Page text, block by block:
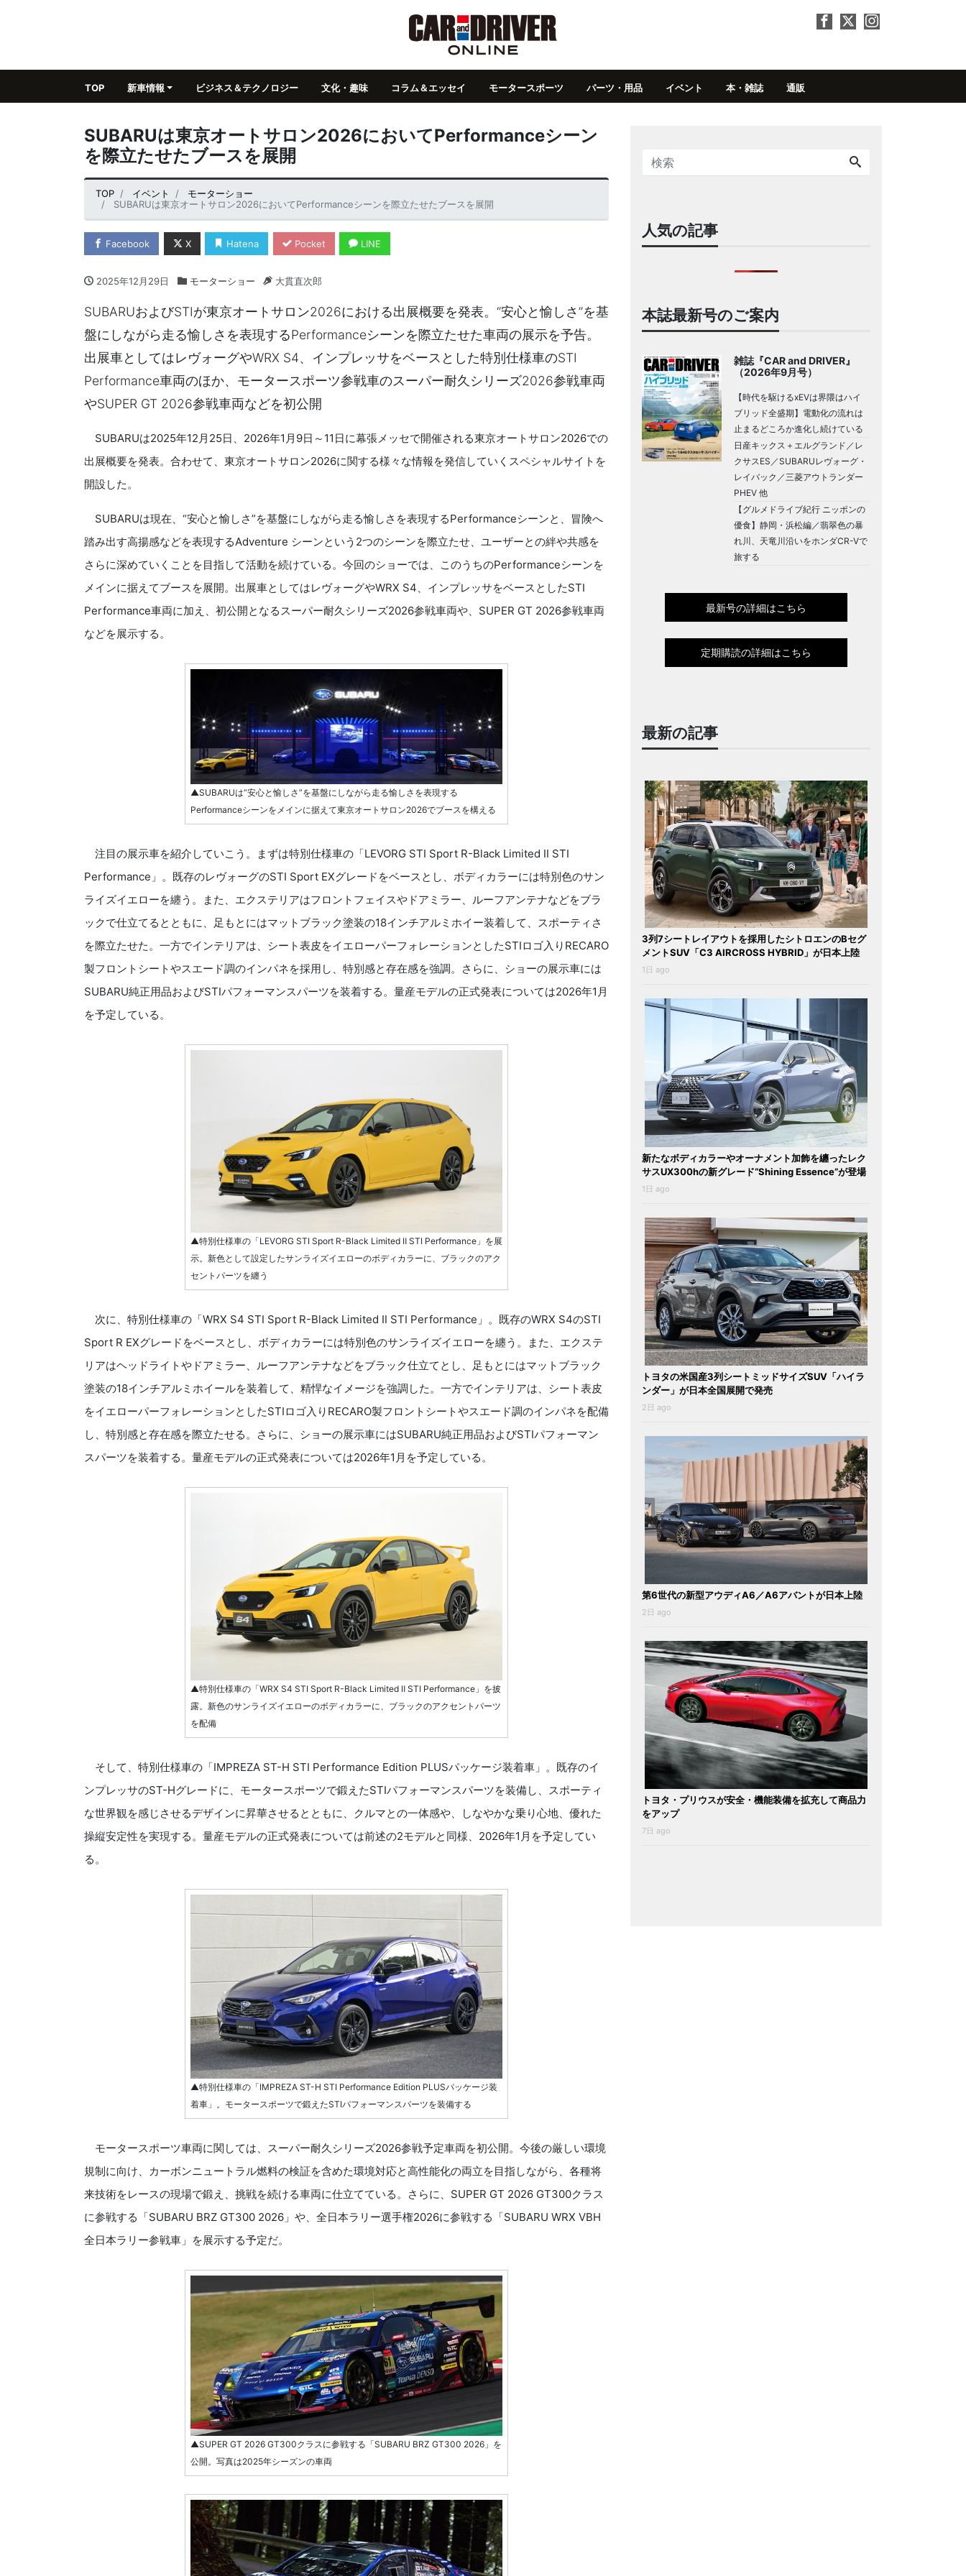
TOP 新車情報 ビジネス＆テクノロジー 文化・趣味 コラム＆エッセイ モータースポーツ パーツ・用品 イベント 本・雑誌 通販
SUBARUは東京オートサロン2026においてPerformanceシーン
を際立たせたブースを展開
TOP イベント
モーターショー
SUBARUは東京オートサロン2026においてPerformanceシーンを際立たせたブースを展開
Facebook X Hatena Pocket LINE
2025年12月29日 モーターショー 大貫直次郎
SUBARUおよびSTIが東京オートサロン2026における出展概要を発表。“安心と愉しさ”を基
盤にしながら走る愉しさを表現するPerformanceシーンを際立たせた車両の展示を予告。
出展車としてはレヴォーグやWRX S4、インプレッサをベースとした特別仕様車のSTI
Performance車両のほか、モータースポーツ参戦車のスーパー耐久シリーズ2026参戦車両
やSUPER GT 2026参戦車両などを初公開
SUBARUは2025年12月25日、2026年1月9日～11日に幕張メッセで開催される東京オートサロン2026での
出展概要を発表。合わせて、東京オートサロン2026に関する様々な情報を発信していくスペシャルサイトを
開設した。
SUBARUは現在、“安心と愉しさ”を基盤にしながら走る愉しさを表現するPerformanceシーンと、冒険へ
踏み出す高揚感などを表現するAdventure シーンという2つのシーンを際立たせ、ユーザーとの絆や共感を
さらに深めていくことを目指して活動を続けている。今回のショーでは、このうちのPerformanceシーンを
メインに据えてブースを展開。出展車としてはレヴォーグやWRX S4、インプレッサをベースとしたSTI
Performance車両に加え、初公開となるスーパー耐久シリーズ2026参戦車両や、SUPER GT 2026参戦車両
などを展示する。
▲SUBARUは“安心と愉しさ”を基盤にしながら走る愉しさを表現する
Performanceシーンをメインに据えて東京オートサロン2026でブースを構える
注目の展示車を紹介していこう。まずは特別仕様車の「LEVORG STI Sport R-Black Limited Ⅱ STI
Performance」。既存のレヴォーグのSTI Sport EXグレードをベースとし、ボディカラーには特別色のサン
ライズイエローを纏う。また、エクステリアはフロントフェイスやドアミラー、ルーフアンテナなどをブラ
ックで仕立てるとともに、足もとにはマットブラック塗装の18インチアルミホイー装着して、スポーティさ
を際立たせた。一方でインテリアは、シート表皮をイエローパーフォレーションとしたSTIロゴ入りRECARO
製フロントシートやスエード調のインパネを採用し、特別感と存在感を強調。さらに、ショーの展示車には
SUBARU純正用品およびSTIパフォーマンスパーツを装着する。量産モデルの正式発表については2026年1月
を予定している。
▲特別仕様車の「LEVORG STI Sport R-Black Limited Ⅱ STI Performance」を展
示。新色として設定したサンライズイエローのボディカラーに、ブラックのアク
セントパーツを纏う
次に、特別仕様車の「WRX S4 STI Sport R-Black Limited Ⅱ STI Performance」。既存のWRX S4のSTI
Sport R EXグレードをベースとし、ボディカラーには特別色のサンライズイエローを纏う。また、エクステ
リアはヘッドライトやドアミラー、ルーフアンテナなどをブラック仕立てとし、足もとにはマットブラック
塗装の18インチアルミホイールを装着して、精悍なイメージを強調した。一方でインテリアは、シート表皮
をイエローパーフォレーションとしたSTIロゴ入りRECARO製フロントシートやスエード調のインパネを配備
し、特別感と存在感を際立たせる。さらに、ショーの展示車にはSUBARU純正用品およびSTIパフォーマン
スパーツを装着する。量産モデルの正式発表については2026年1月を予定している。
▲特別仕様車の「WRX S4 STI Sport R-Black Limited Ⅱ STI Performance」を披
露。新色のサンライズイエローのボディカラーに、ブラックのアクセントパーツ
を配備
そして、特別仕様車の「IMPREZA ST-H STI Performance Edition PLUSパッケージ装着車」。既存のイ
ンプレッサのST-Hグレードに、モータースポーツで鍛えたSTIパフォーマンスパーツを装備し、スポーティ
な世界観を感じさせるデザインに昇華させるとともに、クルマとの一体感や、しなやかな乗り心地、優れた
操縦安定性を実現する。量産モデルの正式発表については前述の2モデルと同様、2026年1月を予定してい
る。
▲特別仕様車の「IMPREZA ST-H STI Performance Edition PLUSパッケージ装
着車」。モータースポーツで鍛えたSTIパフォーマンスパーツを装備する
モータースポーツ車両に関しては、スーパー耐久シリーズ2026参戦予定車両を初公開。今後の厳しい環境
規制に向け、カーボンニュートラル燃料の検証を含めた環境対応と高性能化の両立を目指しながら、各種将
来技術をレースの現場で鍛え、挑戦を続ける車両に仕立てている。さらに、SUPER GT 2026 GT300クラス
に参戦する「SUBARU BRZ GT300 2026」や、全日本ラリー選手権2026に参戦する「SUBARU WRX VBH
全日本ラリー参戦車」を展示する予定だ。
▲SUPER GT 2026 GT300クラスに参戦する「SUBARU BRZ GT300 2026」を
公開。写真は2025年シーズンの車両
人気の記事
本誌最新号のご案内
雑誌『CAR and DRIVER』
（2026年9月号）
【時代を駆けるxEVは界隈はハイ
ブリッド全盛期】電動化の流れは
止まるどころか進化し続けている
日産キックス＋エルグランド／レ
クサスES／SUBARUレヴォーグ・
レイバック／三菱アウトランダー
PHEV 他
【グルメドライブ紀行 ニッポンの
優食】静岡・浜松編／翡翠色の暴
れ川、天竜川沿いをホンダCR-Vで
旅する
最新号の詳細はこちら
定期購読の詳細はこちら
最新の記事
3列7シートレイアウトを採用したシトロエンのBセグ
メントSUV「C3 AIRCROSS HYBRID」が日本上陸
1日 ago
新たなボディカラーやオーナメント加飾を纏ったレク
サスUX300hの新グレード“Shining Essence”が登場
1日 ago
トヨタの米国産3列シートミッドサイズSUV「ハイラ
ンダー」が日本全国展開で発売
2日 ago
第6世代の新型アウディA6／A6アバントが日本上陸
2日 ago
トヨタ・プリウスが安全・機能装備を拡充して商品力
をアップ
7日 ago